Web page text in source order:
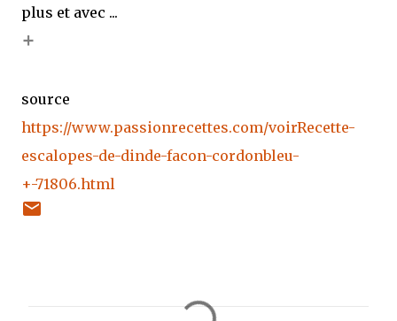
plus et avec ...
+
source
https://www.passionrecettes.com/voirRecette-
escalopes-de-dinde-facon-cordonbleu-
+-71806.html